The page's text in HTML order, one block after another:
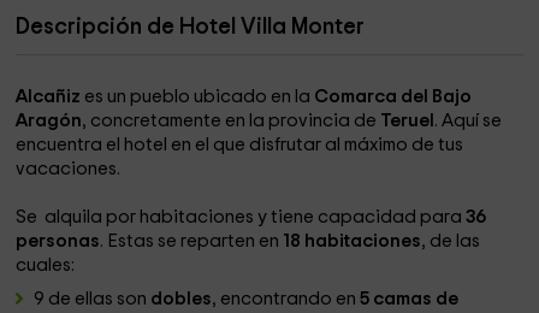
Descripción de Hotel Villa Monter
Alcañiz es un pueblo ubicado en la Comarca del Bajo
Aragón, concretamente en la provincia de Teruel . Aquí se
encuentra el hotel en el que disfrutar al máximo de tus
vacaciones.
Se alquila por habitaciones y tiene capacidad para36
personas. Estas se reparten en 18 habitaciones, de las
cuales:
9 de ellas son dobles, encontrando en5 camas de